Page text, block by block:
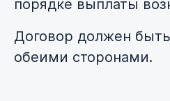
порядке выплаты
Договор должен
обеими сторонами.